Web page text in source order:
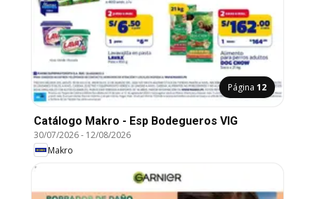
Página 12
Catálogo Makro - Esp Bodegueros VIG
30/07/2026- 12/08/2026
Makro